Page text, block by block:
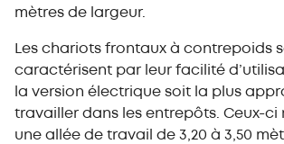
mètres de largeur.
Les chariots frontaux à contrepoids
caractérisent par leur facilité
la version électrique soit la plus
travailler dans les entrepôts. Ceux-ci
une allée de travail de 3,20 à 3,50